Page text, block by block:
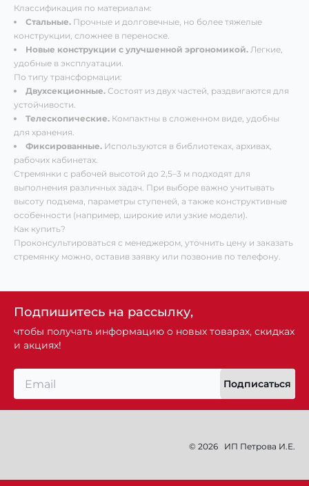
Классификация по материалам:
Стальные. Прочные и долговечные, но более тяжелые
конструкции, сложнее в переноске.
Новые конструкции с улучшенной эргономикой. Легкие,
удобные в эксплуатации.
По типу трансформации:
Двухсекционные. Состоят из двух частей, раздвигаются для
устойчивости.
Телескопические. Компактны в сложенном виде, удобны
для хранения.
Фиксированные. Используются в библиотеках, архивах,
рабочих кабинетах.
Стремянки с рабочей высотой до 2,5–3 м подходят для
выполнения различных задач. При выборе важно учитывать
высоту подъема, параметры ступеней, а также конструктивные
особенности (например, широкие или узкие модели).
Как купить?
Проконсультироваться с менеджером, уточнить цену и заказать
стремянку можно, оставив заявку или позвонив по телефону.
Подпишитесь на рассылку,
чтобы получать информацию о новых товарах, скидках
и акциях!
Подписаться
© 2026 ИП Петрова И.Е.